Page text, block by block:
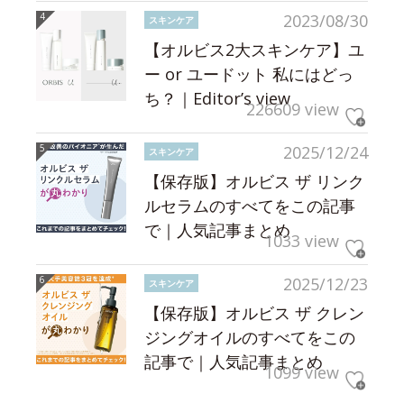
2023/08/30
スキンケア
【オルビス2大スキンケア】ユ
ー or ユードット 私にはどっ
ち？｜Editor’s view226609 view
2025/12/24
スキンケア
【保存版】オルビス ザ リンク
ルセラムのすべてをこの記事
で｜人気記事まとめ1033 view
2025/12/23
スキンケア
【保存版】オルビス ザ クレン
ジングオイルのすべてをこの
記事で｜人気記事まとめ
1099 view